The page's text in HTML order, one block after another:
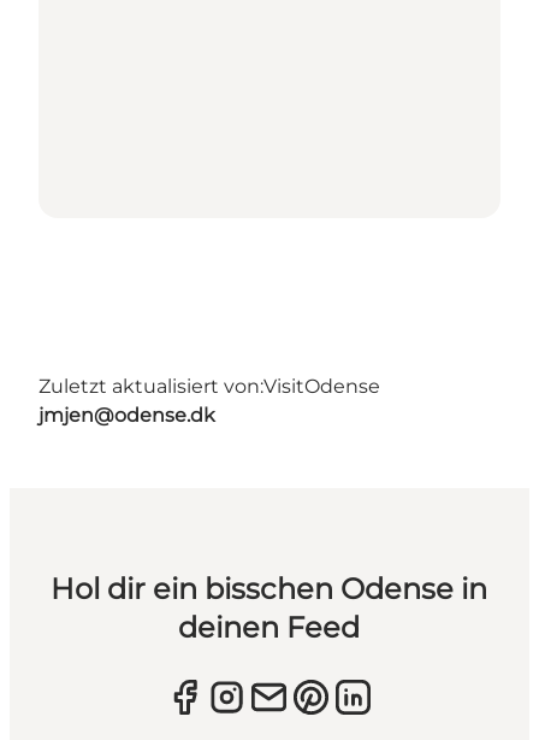
Zuletzt aktualisiert von:VisitOdense
jmjen@odense.dk
Hol dir ein bisschen Odense in
deinen Feed